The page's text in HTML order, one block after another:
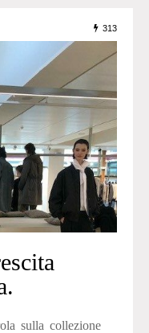
313
sulla collezione